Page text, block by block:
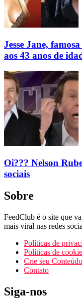
Jesse Jane,
aos 43 anos de
Oi??? Nelson
sociais
Sobre
FeedClub é o site que
mais viral nas redes
Políticas de
Políticas de
Crie seu Conteúdo
Contato
Siga-nos